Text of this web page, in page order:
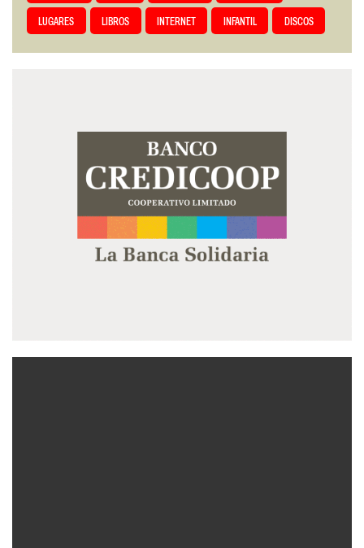
LUGARES LIBROS INTERNET INFANTIL DISCOS